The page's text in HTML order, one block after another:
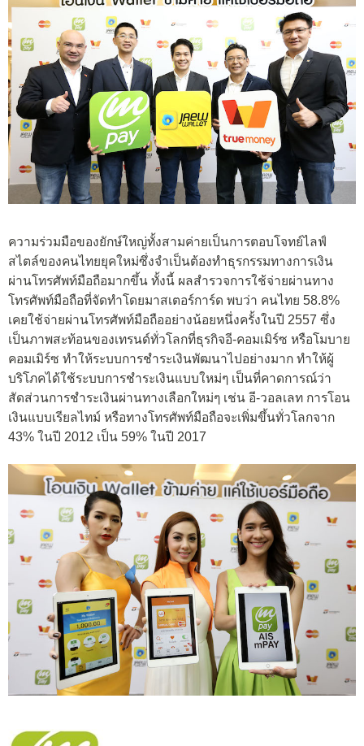
ความร่วมมือของยักษ์ใหญ่ทั้งสามค่ายเป็นการตอบโจทย์ไลฟ์
สไตล์ของคนไทยยุคใหม่ซึ่งจำเป็นต้องทำธุรกรรมทางการเงิน
ผ่านโทรศัพท์มือถือมากขึ้น ทั้งนี้ ผลสำรวจการใช้จ่ายผ่านทาง
โทรศัพท์มือถือที่จัดทำโดยมาสเตอร์การ์ด พบว่า คนไทย 58.8%
เคยใช้จ่ายผ่านโทรศัพท์มือถืออย่างน้อยหนึ่งครั้งในปี 2557 ซึ่ง
เป็นภาพสะท้อนของเทรนด์ทั่วโลกที่ธุรกิจอี-คอมเมิร์ซ หรือโมบาย
คอมเมิร์ซ ทำให้ระบบการชำระเงินพัฒนาไปอย่างมาก ทำให้ผู้
บริโภคได้ใช้ระบบการชำระเงินแบบใหม่ๆ เป็นที่คาดการณ์ว่า
สัดส่วนการชำระเงินผ่านทางเลือกใหม่ๆ เช่น อี-วอลเลท การโอน
เงินแบบเรียลไทม์ หรือทางโทรศัพท์มือถือจะเพิ่มขึ้นทั่วโลกจาก
43% ในปี 2012 เป็น 59% ในปี 2017